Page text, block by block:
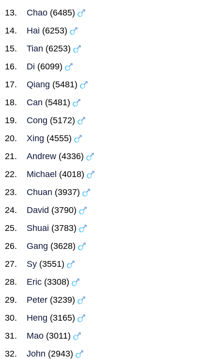
Chao (6485)
Hai (6253)
Tian (6253)
Di (6099)
Qiang (5481)
Can (5481)
Cong (5172)
Xing (4555)
Andrew (4336)
Michael (4018)
Chuan (3937)
David (3790)
Shuai (3783)
Gang (3628)
Sy (3551)
Eric (3308)
Peter (3239)
Heng (3165)
Mao (3011)
John (2943)